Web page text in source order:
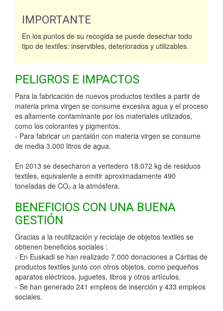
IMPORTANTE
En los puntos de su recogida se puede desechar todo
tipo de textiles: inservibles, deteriorados y utilizables.
PELIGROS E IMPACTOS
Para la fabricación de nuevos productos textiles a partir de
materia prima virgen se consume excesiva agua y el proceso
es altamente contaminante por los materiales utilizados,
como los colorantes y pigmentos.
- Para fabricar un pantalón con materia virgen se consume
de media 3.000 litros de agua.
En 2013 se desecharon a vertedero 18.072 kg de residuos
textiles, equivalente a emitir aproximadamente 490
toneladas de CO₂ a la atmósfera.
BENEFICIOS CON UNA BUENA
GESTIÓN
Gracias a la reutilización y reciclaje de objetos textiles se
obtienen beneficios sociales :
- En Euskadi se han realizado 7.000 donaciones a Cáritas de
productos textiles junto con otros objetos, como pequeños
aparatos eléctricos, juguetes, libros y otros artículos.
- Se han generado 241 empleos de inserción y 433 empleos
sociales.